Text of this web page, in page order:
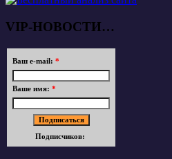
VIP-НОВОСТИ…
Ваш e-mail: *
Ваше имя: *
Подписчиков: